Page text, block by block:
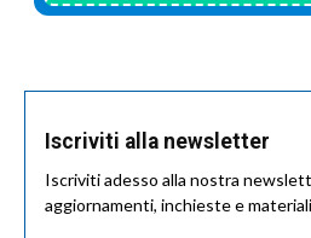
Iscriviti alla newsletter
Iscriviti adesso alla nostra
aggiornamenti, inchieste e